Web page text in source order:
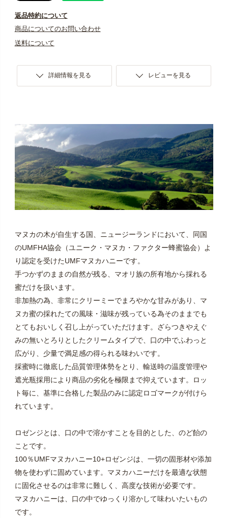
返品特約について
商品についてのお問い合わせ
送料について
詳細情報を見る レビューを見る
マヌカの木が自生する国、ニュージーランドにおいて、同国
のUMFHA協会（ユニーク・マヌカ・ファクター蜂蜜協会）よ
り認定を受けたUMFマヌカハニーです。
手つかずのままの自然が残る、マオリ族の所有地から採れる
蜜だけを扱います。
非加熱の為、非常にクリーミーでまろやかな甘みがあり、マ
ヌカ蜜の採れたての風味・滋味が残っている為そのままでも
とてもおいしく召し上がっていただけます。ざらつきやえぐ
みの無いとろりとしたクリームタイプで、口の中でふわっと
広がり、少量で満足感の得られる味わいです。
採蜜時に徹底した品質管理体勢をとり、輸送時の温度管理や
遮光瓶採用により商品の劣化を極限まで抑えています。ロッ
ト毎に、基準に合格した製品のみに認定ロゴマークが付けら
れています。
ロゼンジとは、口の中で溶かすことを目的とした、のど飴の
ことです。
100％UMFマヌカハニー10+ロゼンジは、一切の固形材や添加
物を使わずに固めています。マヌカハニーだけを最適な状態
に固化させるのは非常に難しく、高度な技術が必要です。
マヌカハニーは、口の中でゆっくり溶かして味わいたいもの
です。